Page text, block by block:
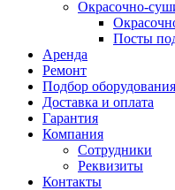
Окрасочно-
Посты
Аренда
Ремонт
Подбор оборудования
Доставка и оплата
Гарантия
Компания
Сотрудники
Реквизиты
Контакты